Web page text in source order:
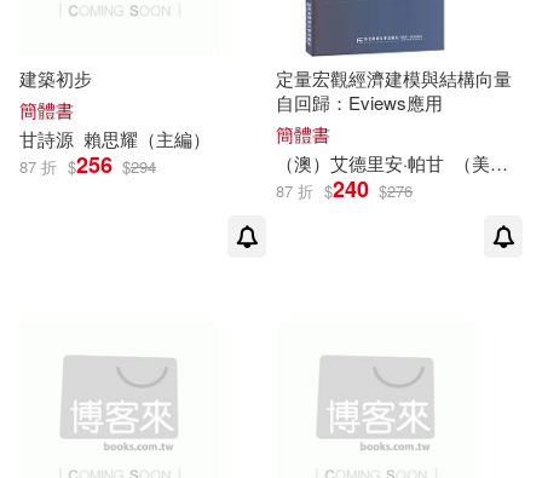
上海市城市綜合管理事務中心，上
海市城市建設設計研究總院（集
團）有限公司(1)
上海市藝術學科德育協同研究中心
上海精神文明建設委員會辦公室(1)
中南大學出版社(2)
中國商業出版社(2)
中國國際廣播出版社(2)
建築初步
簡體書
甘詩源 賴思耀 （主編）
87 折 $256 $294
定量宏觀經濟建模與結構向量
自回歸：Eviews應用
簡體書
（澳）艾德里安·帕甘 （美）喬治·雷斯特雷波
87 折 $240 $276